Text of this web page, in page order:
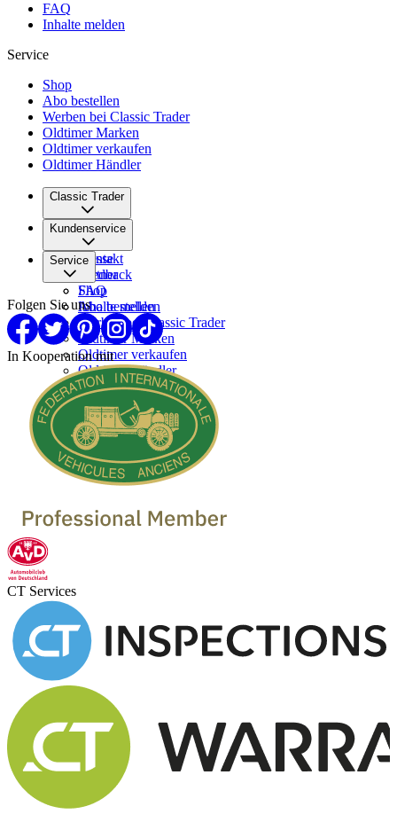
FAQ
Inhalte melden
Service
Shop
Abo bestellen
Werben bei Classic Trader
Oldtimer Marken
Oldtimer verkaufen
Oldtimer Händler
Classic Trader
Über uns
Karriere
Presse
Partner
Kundenservice
Kontakt
Feedback
FAQ
Inhalte melden
Service
Shop
Abo bestellen
Werben bei Classic Trader
Oldtimer Marken
Oldtimer verkaufen
Oldtimer Händler
Folgen Sie uns
In Kooperation mit
CT Services